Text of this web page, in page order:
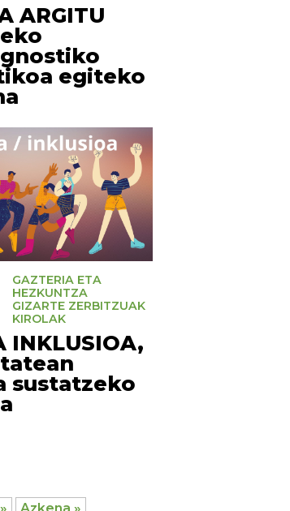
ARGITU
egiteko
GAZTERIA ETA
HEZKUNTZA
GIZARTE ZERBITZUAK
KIROLAK
INKLUSIOA,
sustatzeko